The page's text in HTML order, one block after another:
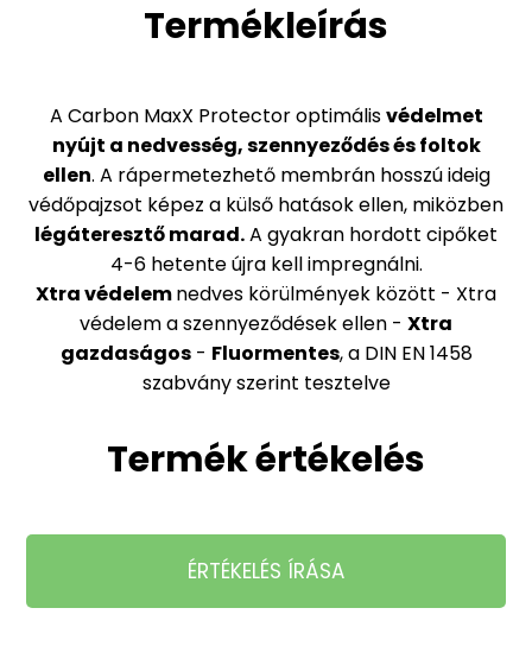
Termékleírás
A Carbon MaxX Protector optimálisvédelmet
nyújt a nedvesség, szennyeződés és foltok
ellen. A rápermetezhető membrán hosszú ideig
védőpajzsot képez a külső hatások ellen, miközben
légáteresztő marad.A gyakran hordott cipőket
4-6 hetente újra kell impregnálni.
Xtra védelemnedves körülmények között - Xtra
védelem a szennyeződések ellen - Xtra
gazdaságos- Fluormentes, a DIN EN 1458
szabvány szerint tesztelve
Termék értékelés
ÉRTÉKELÉS ÍRÁSA